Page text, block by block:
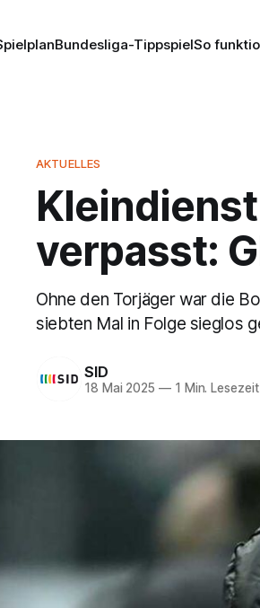
Bundesliga-TippspielSo
AKTUELLES
verpasst:
Ohne den Torjäger war die
siebten Mal in Folge sieglos
SID
18 Mai 2025 —1 Min. Lesezeit